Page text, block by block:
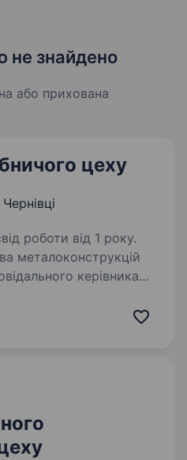
не знайдено
або прихована
цеху
Чернівці
роботи від 1 року.
металоконструкцій
керівника
виробничого процесу: